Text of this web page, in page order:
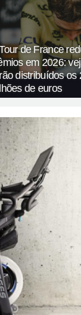
de France
em 2026:
distribuídos os
de euros